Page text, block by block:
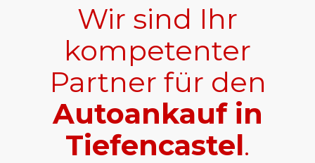
Wir sind Ihr
kompetenter
Partner für den
Autoankauf in
Tiefencastel.